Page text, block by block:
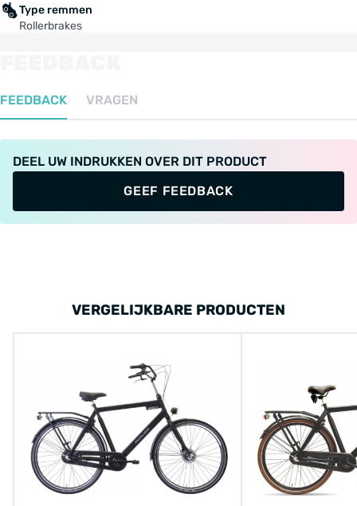
Type remmen
Rollerbrakes
FEEDBACK VRAGEN
DEEL UW INDRUKKEN OVER DIT PRODUCT
GEEF FEEDBACK
VERGELIJKBARE PRODUCTEN